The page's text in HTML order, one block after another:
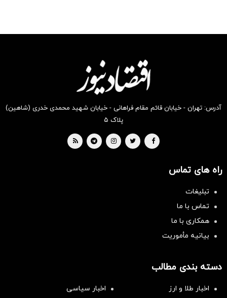
سرمایه گذاری
آدرس: تهران - خیابان قائم مقام فراهانی - خیابان شهید محمدی خدری (شاهین)
پلاک ۵
راه های تماس
تبلیغات
تماس با ما
همکاری با ما
بیانیه مأموریت
دسته بندی مطالب
اخبار طلا و ارز
اخبار سیاسی